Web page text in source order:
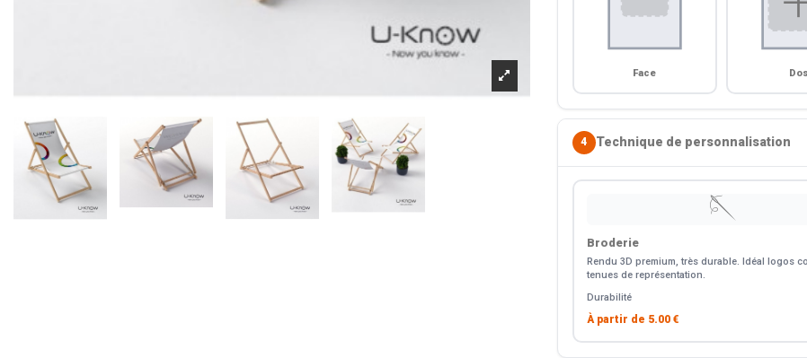
Face Dos
4 Technique de personnalisation
🪡
Broderie
Rendu 3D premium, très durable. Idéal logos
tenues de représentation.
Durabilité
À partir de 5.00 €